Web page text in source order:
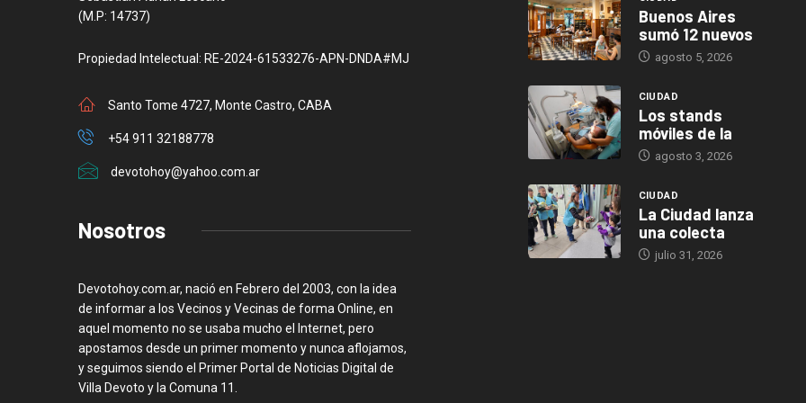
(M.P: 14737)
Propiedad Intelectual: RE-2024-61533276-APN-DNDA#MJ
Santo Tome 4727, Monte Castro, CABA
+54 911 32188778
devotohoy@yahoo.com.ar
Nosotros
Devotohoy.com.ar, nació en Febrero del 2003, con la idea
de informar a los Vecinos y Vecinas de forma Online, en
aquel momento no se usaba mucho el Internet, pero
apostamos desde un primer momento y nunca aflojamos,
y seguimos siendo el Primer Portal de Noticias Digital de
Villa Devoto y la Comuna 11.
Buenos Aires
sumó 12 nuevos
agosto 5, 2026
CIUDAD
Los stands
móviles de la
agosto 3, 2026
CIUDAD
La Ciudad lanza
una colecta
julio 31, 2026